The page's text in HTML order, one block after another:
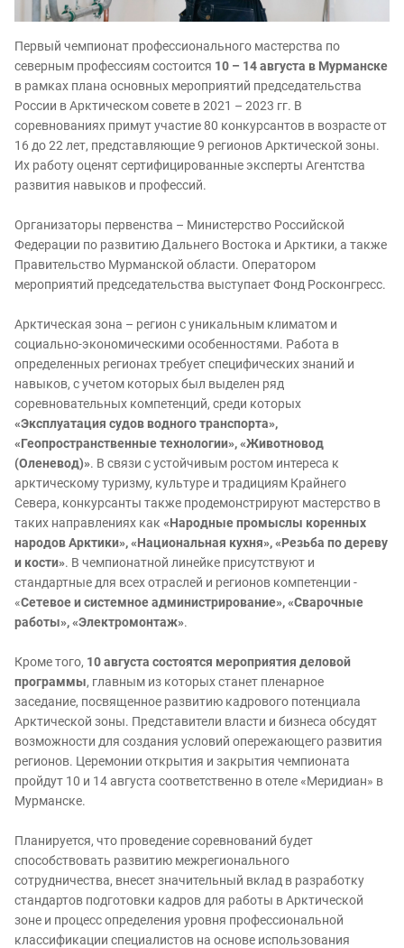
Первый чемпионат профессионального мастерства по
северным профессиям состоится 10 – 14 августа в Мурманске
в рамках плана основных мероприятий председательства
России в Арктическом совете в 2021 – 2023 гг. В
соревнованиях примут участие 80 конкурсантов в возрасте от
16 до 22 лет, представляющие 9 регионов Арктической зоны.
Их работу оценят сертифицированные эксперты Агентства
развития навыков и профессий.
Организаторы первенства – Министерство Российской
Федерации по развитию Дальнего Востока и Арктики, а также
Правительство Мурманской области. Оператором
мероприятий председательства выступает Фонд Росконгресс.
Арктическая зона – регион с уникальным климатом и
социально-экономическими особенностями. Работа в
определенных регионах требует специфических знаний и
навыков, с учетом которых был выделен ряд
соревновательных компетенций, среди которых
«Эксплуатация судов водного транспорта»,
«Геопространственные технологии», «Животновод
(Оленевод)». В связи с устойчивым ростом интереса к
арктическому туризму, культуре и традициям Крайнего
Севера, конкурсанты также продемонстрируют мастерство в
таких направлениях как «Народные промыслы коренных
народов Арктики», «Национальная кухня», «Резьба по дереву
и кости». В чемпионатной линейке присутствуют и
стандартные для всех отраслей и регионов компетенции -
«Сетевое и системное администрирование», «Сварочные
работы», «Электромонтаж».
Кроме того, 10 августа состоятся мероприятия деловой
программы, главным из которых станет пленарное
заседание, посвященное развитию кадрового потенциала
Арктической зоны. Представители власти и бизнеса обсудят
возможности для создания условий опережающего развития
регионов. Церемонии открытия и закрытия чемпионата
пройдут 10 и 14 августа соответственно в отеле «Меридиан» в
Мурманске.
Планируется, что проведение соревнований будет
способствовать развитию межрегионального
сотрудничества, внесет значительный вклад в разработку
стандартов подготовки кадров для работы в Арктической
зоне и процесс определения уровня профессиональной
классификации специалистов на основе использования